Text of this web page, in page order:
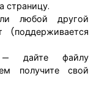
страницу.
любой другой
дайте файлу
получите свой